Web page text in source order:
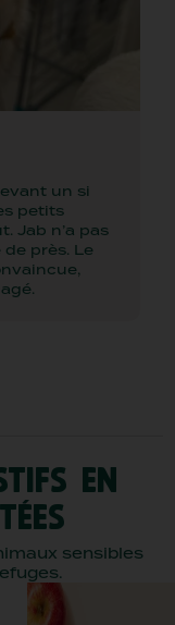
un si
petits
Jab n’a pas
près. Le
EN
sensibles